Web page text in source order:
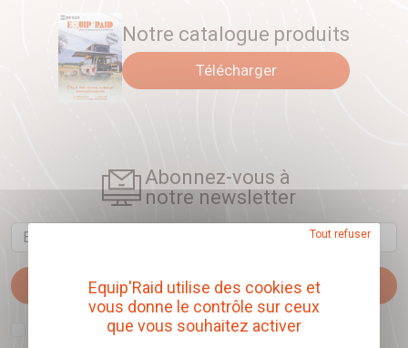
Notre catalogue produits
Télécharger
Abonnez-vous à
notre newsletter
Email
Je m'abonne
J'accepte que l'ouverture des newsletters soit mesurée, afin de mieux
comprendre les sujets qui m'intéressent et d'améliorer les contenus
Equip'Raid utilise des cookies et
vous donne le contrôle sur ceux
que vous souhaitez activer
Tout refuser